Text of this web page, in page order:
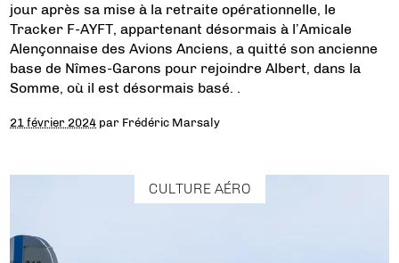
jour après sa mise à la retraite opérationnelle, le
Tracker F-AYFT, appartenant désormais à l’Amicale
Alençonnaise des Avions Anciens, a quitté son ancienne
base de Nîmes-Garons pour rejoindre Albert, dans la
Somme, où il est désormais basé. .
21 février 2024 par Frédéric Marsaly
CULTURE AÉRO